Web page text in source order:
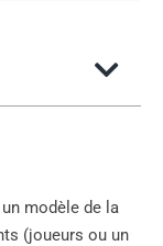
modèle de la
(joueurs ou un